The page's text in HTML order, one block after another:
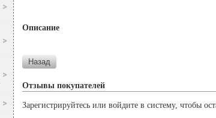
Описание
Отзывы покупателей
Зарегистрируйтесь или войдите в систему, чтобы